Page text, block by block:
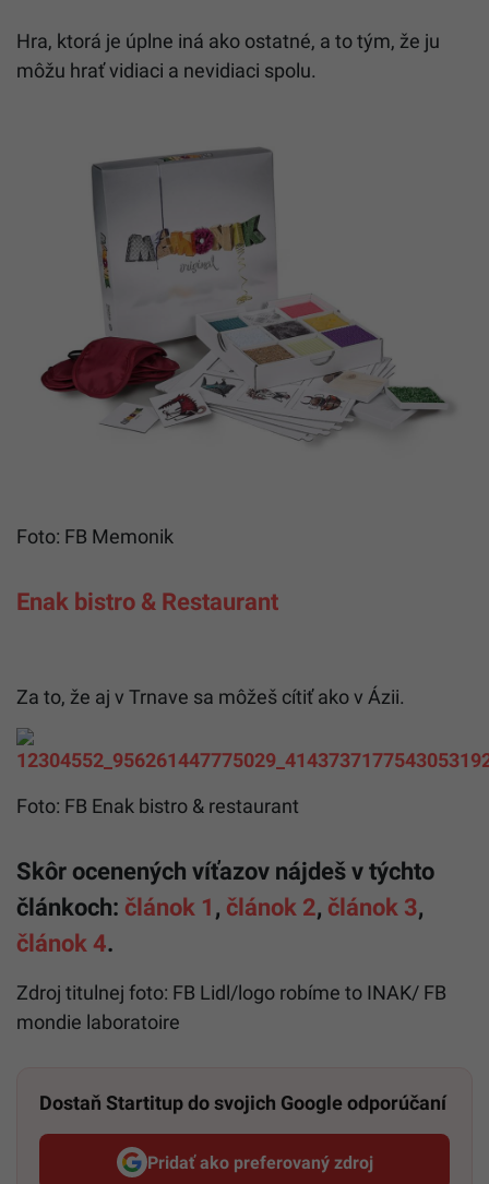
Hra, ktorá je úplne iná ako ostatné, a to tým, že ju
môžu hrať vidiaci a nevidiaci spolu.
Foto: FB Memonik
Enak bistro & Restaurant
Za to, že aj v Trnave sa môžeš cítiť ako v Ázii.
Foto: FB Enak bistro & restaurant
Skôr ocenených víťazov nájdeš v týchto
článkoch: článok 1, článok 2, článok 3,
článok 4.
Zdroj titulnej foto: FB Lidl/logo robíme to INAK/ FB
mondie laboratoire
Dostaň Startitup do svojich Google odporúčaní
Pridať ako preferovaný zdroj
Startitup, odkaz sa otvorí v